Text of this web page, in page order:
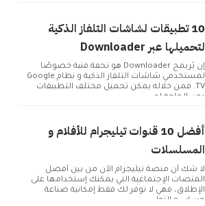
10 تطبيقات لشاشات التلفاز الذكية
لتحميلها عبر Downloader
إن بُريمج Downloader هو تحفة فنية خصوصًا
لمستخدمي شاشات التلفاز الذكية و نظام Google
TV. فمن خلاله يمكن تحميل مختلف التطبيقات
دون الحاجة لم...
أفضل 10 قنوات تيليجرام للأفلام و
المسلسلات
لا شك أن منصة تيليجرام الآن من بين أفضل
المنصات الإجتماعية التي يمكنك إستخدامها على
الإطلاق، فهي لا توفر لك فقط إمكانية صناعة
حساب و التوا...